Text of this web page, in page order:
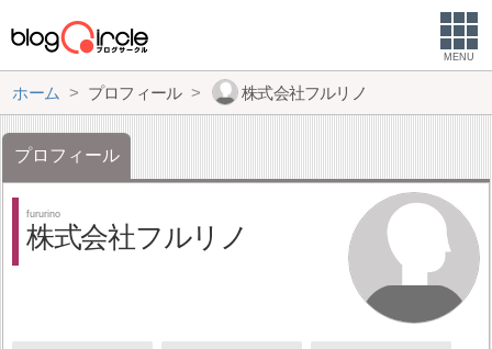
MENU
ホーム プロフィール 株式会社フルリノ
プロフィール
fururino
株式会社フルリノ